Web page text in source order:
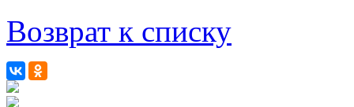
Возврат к списку